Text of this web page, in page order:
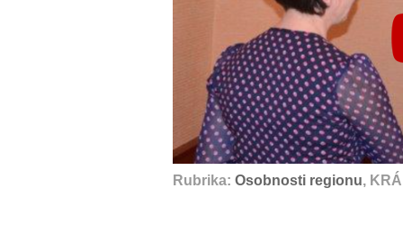
Rubrika: Osobnosti regionu,